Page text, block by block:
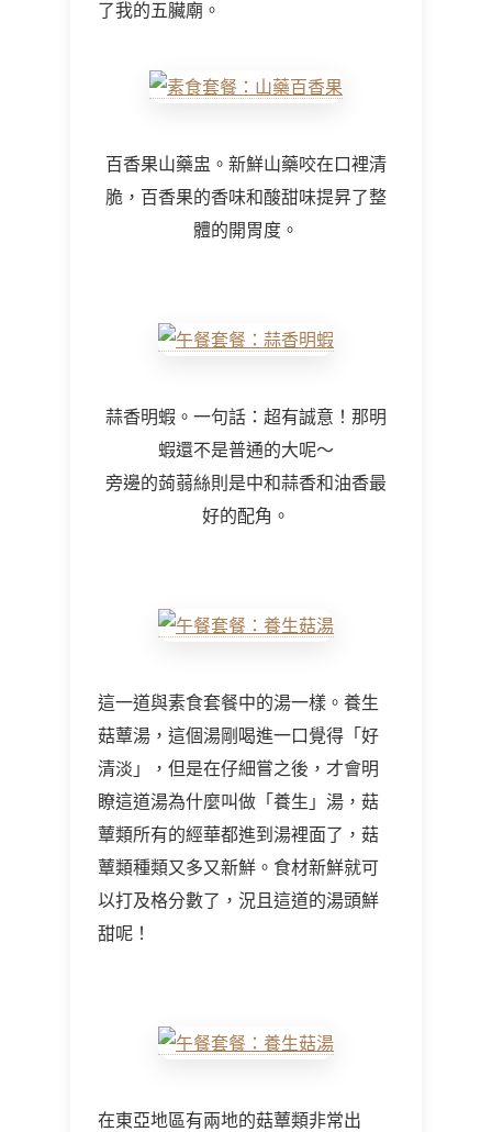
了我的五臟廟。
百香果山藥盅。新鮮山藥咬在口裡清
脆，百香果的香味和酸甜味提昇了整
體的開胃度。
蒜香明蝦。一句話：超有誠意！那明
蝦還不是普通的大呢～
旁邊的蒟蒻絲則是中和蒜香和油香最
好的配角。
這一道與素食套餐中的湯一樣。養生
菇蕈湯，這個湯剛喝進一口覺得「好
清淡」，但是在仔細嘗之後，才會明
瞭這道湯為什麼叫做「養生」湯，菇
蕈類所有的經華都進到湯裡面了，菇
蕈類種類又多又新鮮。食材新鮮就可
以打及格分數了，況且這道的湯頭鮮
甜呢！
在東亞地區有兩地的菇蕈類非常出